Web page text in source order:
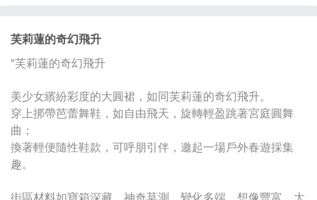
芙莉蓮的奇幻飛升
"芙莉蓮的奇幻飛升
美少女繽紛彩度的大圓裙，如同芙莉蓮的奇幻飛升。
穿上挷帶芭蕾舞鞋，如自由飛天，旋轉輕盈跳著宮庭圓舞
曲；
換著輕便隨性鞋款，可呼朋引伴，邀起一場戶外春遊採集
趣。